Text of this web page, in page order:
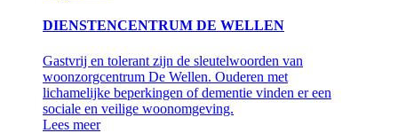
DIENSTENCENTRUM DE WELLEN
Gastvrij en tolerant zijn de sleutelwoorden van
woonzorgcentrum De Wellen. Ouderen met
lichamelijke beperkingen of dementie vinden er een
sociale en veilige woonomgeving.
Lees meer